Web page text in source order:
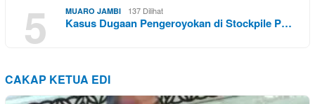
5 MUARO JAMBI 137 Dilihat
Kasus Dugaan Pengeroyokan di Stockpile P…
CAKAP KETUA EDI